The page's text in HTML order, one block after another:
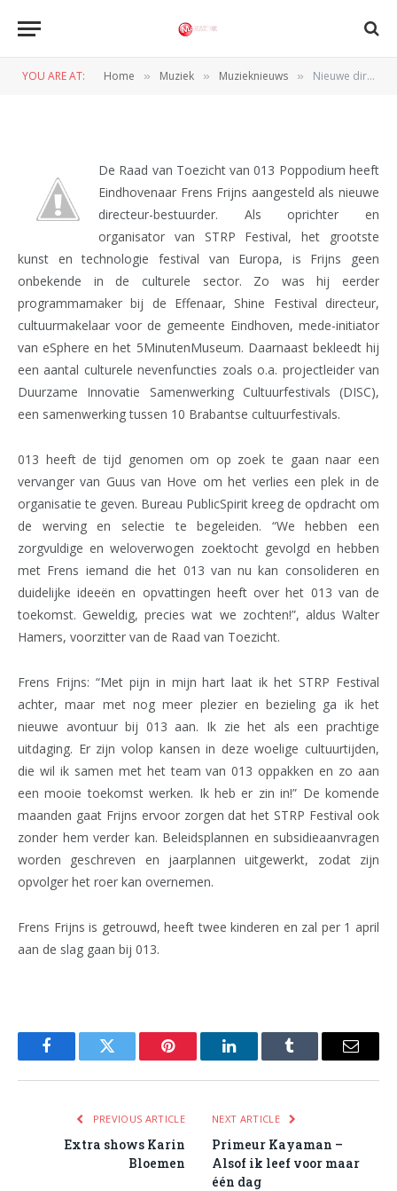
YOU ARE AT: Home » Muziek » Muzieknieuws » Nieuwe directeur voor 013
De Raad van Toezicht van 013 Poppodium heeft
Eindhovenaar Frens Frijns aangesteld als nieuwe
directeur-bestuurder. Als oprichter en
organisator van STRP Festival, het grootste
kunst en technologie festival van Europa, is Frijns geen
onbekende in de culturele sector. Zo was hij eerder
programmamaker bij de Effenaar, Shine Festival directeur,
cultuurmakelaar voor de gemeente Eindhoven, mede-initiator
van eSphere en het 5MinutenMuseum. Daarnaast bekleedt hij
een aantal culturele nevenfuncties zoals o.a. projectleider van
Duurzame Innovatie Samenwerking Cultuurfestivals (DISC),
een samenwerking tussen 10 Brabantse cultuurfestivals.
013 heeft de tijd genomen om op zoek te gaan naar een
vervanger van Guus van Hove om het verlies een plek in de
organisatie te geven. Bureau PublicSpirit kreeg de opdracht om
de werving en selectie te begeleiden. “We hebben een
zorgvuldige en weloverwogen zoektocht gevolgd en hebben
met Frens iemand die het 013 van nu kan consolideren en
duidelijke ideeën en opvattingen heeft over het 013 van de
toekomst. Geweldig, precies wat we zochten!”, aldus Walter
Hamers, voorzitter van de Raad van Toezicht.
Frens Frijns: “Met pijn in mijn hart laat ik het STRP Festival
achter, maar met nog meer plezier en bezieling ga ik het
nieuwe avontuur bij 013 aan. Ik zie het als een prachtige
uitdaging. Er zijn volop kansen in deze woelige cultuurtijden,
die wil ik samen met het team van 013 oppakken en zo aan
een mooie toekomst werken. Ik heb er zin in!” De komende
maanden gaat Frijns ervoor zorgen dat het STRP Festival ook
zonder hem verder kan. Beleidsplannen en subsidieaanvragen
worden geschreven en jaarplannen uitgewerkt, zodat zijn
opvolger het roer kan overnemen.
Frens Frijns is getrouwd, heeft twee kinderen en zal per 1 april
aan de slag gaan bij 013.
FacebookTwitter Pinterest LinkedInTumblr Email
PREVIOUS ARTICLE
Extra shows Karin
Bloemen
NEXT ARTICLE
Primeur Kayaman –
Alsof ik leef voor maar
één dag